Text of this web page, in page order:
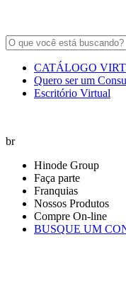
CATÁLOGO
Quero ser um
Escritório Virtual
br
Hinode Group
Faça parte
Franquias
Nossos Produtos
Compre On-line
BUSQUE UM